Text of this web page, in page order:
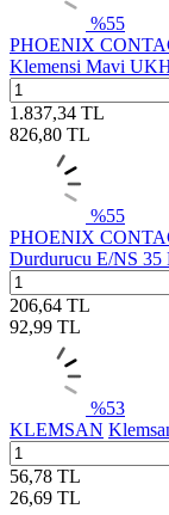
%55
PHOENIX
Klemensi Mavi
1.837,34 TL
826,80 TL
%55
PHOENIX
Durdurucu E/NS 35
206,64 TL
92,99 TL
%53
KLEMSAN
56,78 TL
26,69 TL